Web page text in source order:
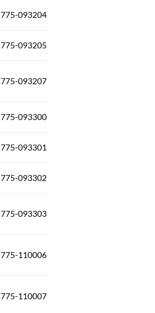
775-093204
775-093205
775-093207
775-093300
775-093301
775-093302
775-093303
775-110006
775-110007